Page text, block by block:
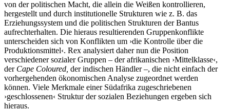
von der politischen Macht, die allein die Weißen kontrollieren,
hergestellt und durch institutionelle Strukturen wie z. B. das
Erziehungssystem und die politischen Strukturen der Bantus
aufrechterhalten. Die hieraus resultierenden Gruppenkonflikte
unterscheiden sich von Konflikten um ›die Kontrolle über die
Produktionsmittel‹. Rex analysiert daher nun die Position
verschiedener sozialer Gruppen – der afrikanischen ›Mittelklasse‹,
der Cape Coloured, der indischen Händler –, die nicht einfach der
vorhergehenden ökonomischen Analyse zugeordnet werden
können. Viele Merkmale einer Südafrika zugeschriebenen
›geschlossenen‹ Struktur der sozialen Beziehungen ergeben sich
hieraus.